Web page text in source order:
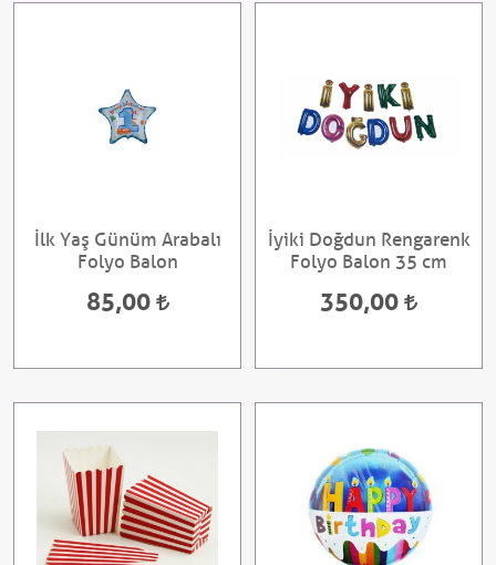
İlk Yaş Günüm Arabalı
Folyo Balon
85,00
İyiki Doğdun Rengarenk
Folyo Balon 35 cm
350,00